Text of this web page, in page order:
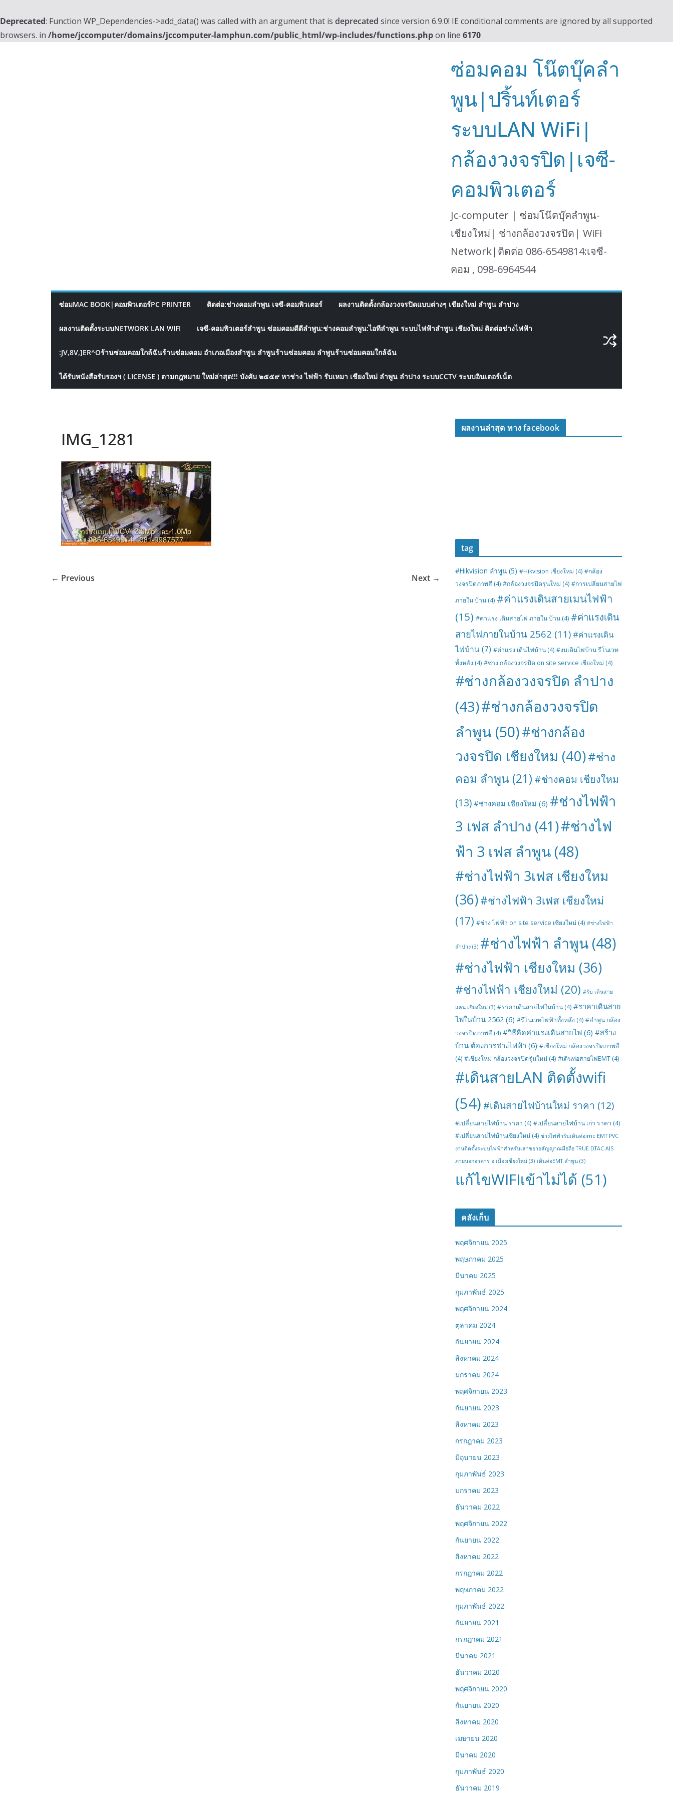
Deprecated: Function WP_Dependencies->add_data() was called with an argument that is deprecated since version 6.9.0! IE conditional comments are ignored by all supported
browsers. in /home/jccomputer/domains/jccomputer-lamphun.com/public_html/wp-includes/functions.phpon line 6170
ซ่อมคอม โน๊ตบุ๊คลำ
พูน|ปริ้นท์เตอร์
ระบบLAN WiFi|
กล้องวงจรปิด|เจซี-
คอมพิวเตอร์
Jc-computer | ซ่อมโน๊ตบุ๊คลำพูน-
เชียงใหม่| ช่างกล้องวงจรปิด| WiFi
Network|ติดต่อ 086-6549814:เจซี-
คอม , 098-6964544
ซ่อมMAC BOOK|คอมพิวเตอร์PC PRINTER ติดต่อ:ช่างคอมลำพูน เจซี-คอมพิวเตอร์ ผลงานติดตั้งกล้องวงจรปิดแบบต่างๆ เชียงใหม่ ลำพูน ลำปาง
ผลงานติดตั้งระบบNETWORK LAN WIFI เจซี-คอมพิวเตอร์ลำพูน ซ่อมคอมดีดีลำพูน:ช่างคอมลำพูน:ไอทีลำพูน ระบบไฟฟ้าลำพูน เชียงใหม่ ติดต่อช่างไฟฟ้า
:JV,8V,]ER^Oร้านซ่อมคอมใกล้ฉันร้านซ่อมคอม อำเภอเมืองลำพูน ลำพูนร้านซ่อมคอม ลำพูนร้านซ่อมคอมใกล้ฉัน
ได้รับหนังสือรับรองฯ ( LICENSE ) ตามกฎหมาย ใหม่ล่าสุด!!! บังคับ ๒๕๕๙ หาช่าง ไฟฟ้า รับเหมา เชียงใหม่ ลำพูน ลำปาง ระบบCCTV ระบบอินเตอร์เน็ต
IMG_1281
← Previous Next →
ผลงานล่าสุด ทาง facebook
tag
#Hikvision ลำพูน (5) #Hikvision เชียงใหม่ (4) #กล้อง
วงจรปิดภาพสี (4) #กล้องวงจรปิดรุ่นใหม่ (4) #การเปลี่ยนสายไฟ
ภายใน บ้าน (4) #ค่าแรงเดินสายเมนไฟฟ้า
(15) #ค่าแรง เดินสายไฟ ภายใน บ้าน (4) #ค่าแรงเดิน
สายไฟภายในบ้าน 2562 (11) #ค่าแรงเดิน
ไฟบ้าน(7) #ค่าแรง เดินไฟบ้าน (4) #งบเดินไฟบ้าน รีโนเวท
ทั้งหลัง (4) #ช่าง กล้องวงจรปิด on site service เชียงใหม่ (4)
#ช่างกล้องวงจรปิด ลำปาง
(43)#ช่างกล้องวงจรปิด
ลำพูน (50)#ช่างกล้อง
วงจรปิด เชียงใหม (40)#ช่าง
คอม ลำพูน (21) #ช่างคอม เชียงใหม
(13) #ช่างคอม เชียงใหม่ (6) #ช่างไฟฟ้า
3 เฟส ลำปาง (41)#ช่างไฟ
ฟ้า 3 เฟส ลำพูน (48)
#ช่างไฟฟ้า 3เฟส เชียงใหม
(36)#ช่างไฟฟ้า 3เฟส เชียงใหม่
(17) #ช่าง ไฟฟ้า on site service เชียงใหม่ (4) #ช่างไฟฟ้า
ลำปาง (3) #ช่างไฟฟ้า ลำพูน (48)
#ช่างไฟฟ้า เชียงใหม (36)
#ช่างไฟฟ้า เชียงใหม่ (20) #รับ เดินสาย
แลน เชียงใหม่ (3) #ราคาเดินสายไฟในบ้าน (4) #ราคาเดินสาย
ไฟในบ้าน 2562 (6) #รีโนเวทไฟฟ้าทั้งหลัง (4) #ลำพูน กล้อง
วงจรปิดภาพสี (4) #วิธีคิดค่าแรงเดินสายไฟ (6) #สร้าง
บ้าน ต้องการช่างไฟฟ้า (6) #เชียงใหม่ กล้องวงจรปิดภาพสี
(4) #เชียงใหม่ กล้องวงจรปิดรุ่นใหม่ (4) #เดินท่อสายไฟEMT (4)
#เดินสายLAN ติดตั้งwifi
(54) #เดินสายไฟบ้านใหม่ ราคา (12)
#เปลี่ยนสายไฟบ้าน ราคา (4) #เปลี่ยนสายไฟบ้าน เก่า ราคา (4)
#เปลี่ยนสายไฟบ้านเชียงใหม่ (4) ช่างไฟฟ้ารับเดินท่อimc EMT PVC
งานติดตั้งระบบไฟฟ้าสำหรับเสาขยายสัญญาณมือถือ TRUE DTAC AIS
ภายนอกอาคาร อ.เมืองเชียงใหม่ (3) เดินท่อEMT ลำพูน (3)
แก้ไขWIFIเข้าไม่ได้ (51)
คลังเก็บ
พฤศจิกายน 2025
พฤษภาคม 2025
มีนาคม 2025
กุมภาพันธ์ 2025
พฤศจิกายน 2024
ตุลาคม 2024
กันยายน 2024
สิงหาคม 2024
มกราคม 2024
พฤศจิกายน 2023
กันยายน 2023
สิงหาคม 2023
กรกฎาคม 2023
มิถุนายน 2023
กุมภาพันธ์ 2023
มกราคม 2023
ธันวาคม 2022
พฤศจิกายน 2022
กันยายน 2022
สิงหาคม 2022
กรกฎาคม 2022
พฤษภาคม 2022
กุมภาพันธ์ 2022
กันยายน 2021
กรกฎาคม 2021
มีนาคม 2021
ธันวาคม 2020
พฤศจิกายน 2020
กันยายน 2020
สิงหาคม 2020
เมษายน 2020
มีนาคม 2020
กุมภาพันธ์ 2020
ธันวาคม 2019